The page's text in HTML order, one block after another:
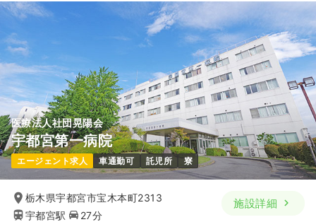
医療法人社団晃陽会
宇都宮第一病院
エージェント求人 車通勤可 託児所 寮
栃木県宇都宮市宝木本町2313
宇都宮駅
27分
施設詳細